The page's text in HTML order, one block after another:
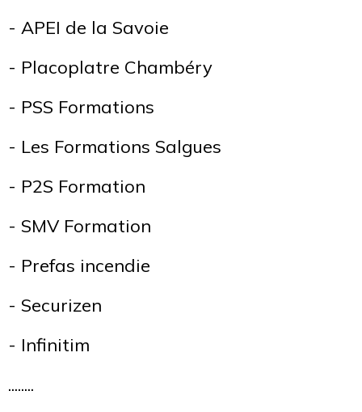
- APEI de la Savoie
- Placoplatre Chambéry
- PSS Formations
- Les Formations Salgues
- P2S Formation
- SMV Formation
- Prefas incendie
- Securizen
- Infinitim
........